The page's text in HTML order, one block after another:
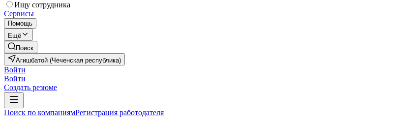
Ищу сотрудника
Сервисы
Помощь
Ещё
Поиск
Агишбатой (Чеченская республика)
Войти
Войти
Создать резюме
Поиск по компаниямРегистрация работодателя